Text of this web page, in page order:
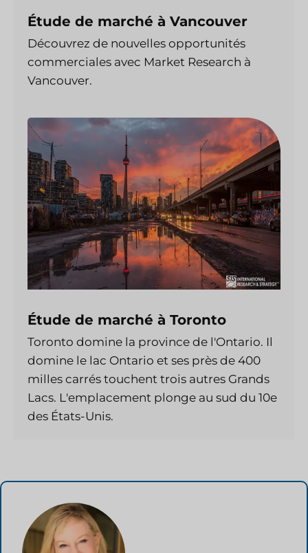
Étude de marché à Vancouver
Découvrez de nouvelles opportunités
commerciales avec Market Research à
Vancouver.
Étude de marché à Toronto
Toronto domine la province de l'Ontario. Il
domine le lac Ontario et ses près de 400
milles carrés touchent trois autres Grands
Lacs. L'emplacement plonge au sud du 10e
des États-Unis.